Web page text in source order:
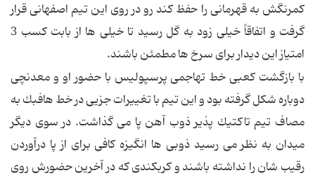
كمرنگش به قهرمانى را حفظ كند رو در روى این تیم اصفهانى قرار
گرفت و اتفاقاً خیلى زود به گل رسید تا خیلى ها از بابت کسب 3
امتیاز این دیدار براى سرخ ها مطمئن باشند.
با بازگشت كعبى خط تهاجمى پرسپولیس با حضور او و معدنچى
دوباره شكل گرفته بود و این تیم با تغییرات جزیى در خط هافبك به
مصاف تیم تاكتیك پذیر ذوب آهن پا مى گذاشت. در سوى دیگر
میدان به نظر مى رسید ذوبى ها انگیزه كافى براى از پا درآوردن
رقیب شان را نداشته باشند و كربكندى كه در آخرین حضورش روى